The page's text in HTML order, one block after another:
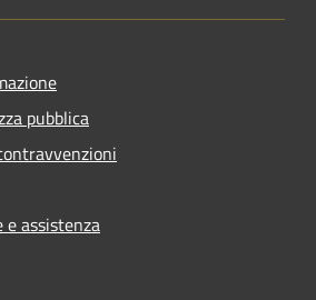
pubblica
e assistenza